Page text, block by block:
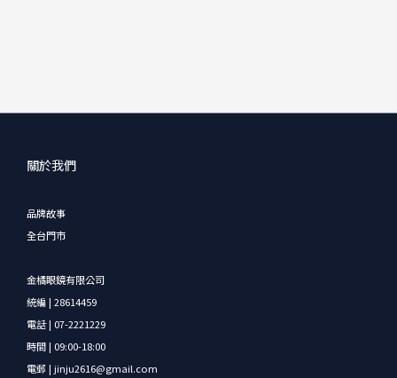
關於我們
品牌故事
全台門市
金橘眼鏡有限公司
統編 | 28614459
電話 | 07-2221229
時間 | 09:00-18:00
電郵 | jinju2616@gmail.com